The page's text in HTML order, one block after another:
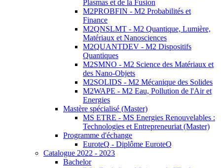
Plasmas et de la Fusion
M2PROBFIN - M2 Probabilités et
Finance
M2QNSLMT - M2 Quantique, Lumière,
Matériaux et Nanosciences
M2QUANTDEV - M2 Dispositifs
Quantiques
M2SMNO - M2 Science des Matériaux et
des Nano-Objets
M2SOLIDS - M2 Mécanique des Solides
M2WAPE - M2 Eau, Pollution de l'Air et
Energies
Mastère spécialisé (Master)
MS ETRE - MS Energies Renouvelables :
Technologies et Entrepreneuriat (Master)
Programme d'échange
EuroteQ - Diplôme EuroteQ
Catalogue 2022 - 2023
Bachelor